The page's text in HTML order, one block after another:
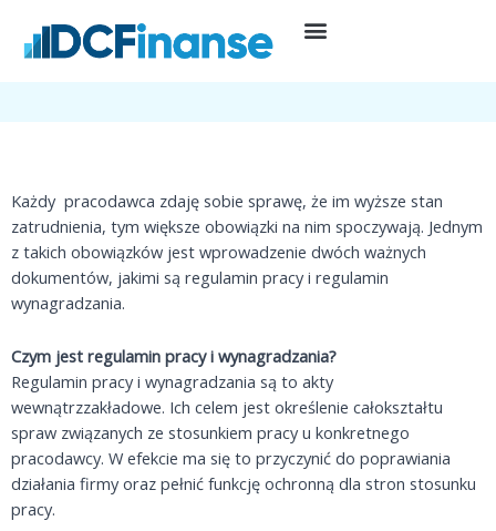
treści
28 listopada, 2022Kadry i płace
Regulamin pracy i regulamin wynagradzania
Każdy pracodawca zdaję sobie sprawę, że im wyższe stan
zatrudnienia, tym większe obowiązki na nim spoczywają. Jednym
z takich obowiązków jest wprowadzenie dwóch ważnych
dokumentów, jakimi są regulamin pracy i regulamin
wynagradzania.
Czym jest regulamin pracy i wynagradzania?
Regulamin pracy i wynagradzania są to akty
wewnątrzzakładowe. Ich celem jest określenie całokształtu
spraw związanych ze stosunkiem pracy u konkretnego
pracodawcy. W efekcie ma się to przyczynić do poprawiania
działania firmy oraz pełnić funkcję ochronną dla stron stosunku
pracy.